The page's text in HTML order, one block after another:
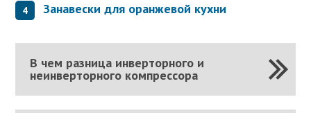
Занавески для оранжевой кухни
В чем разница инверторного и
неинверторного компрессора